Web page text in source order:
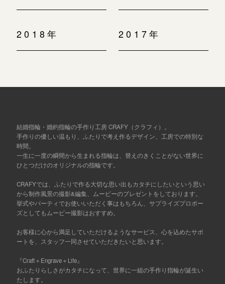
2018年 2017年
結婚指輪・婚約指輪の手作り工房 CRAFY（クラフィ）。
手作りの優しい温もり、ふたりで考え作るデザイン、工房での特別な
時間。
一生に一度の瞬間から生まれる指輪は、替えのきくことがない世界に
ひとつだけのオリジナルの指輪です。
CRAFYでは、ふたりで作る大切な思い出もカタチにしたいという思い
から制作風景の撮影&編集、ムービーのプレゼントをしております。
挙式やパーティでお使いいただく事はもちろん、サプライズプロポー
ズとしてもムービー撮影はおすすめ。
お客様に心から満足していただけるようなサービス、心を込めたサポ
ートを、スタッフ一同させていただきたいと思います。
『Craft＋Engrave＋Life』
おふたりらしさがカタチになって、世界に一組の手作り指輪が誕生い
たします。